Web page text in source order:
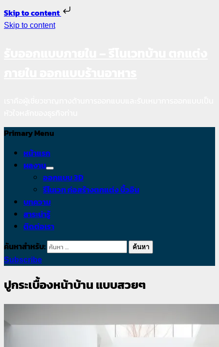
Skip to content
Skip to content
Primary Menu
หน้าแรก
ผลงาน
ออกแบบ 3D
รีโนเวท ก่อสร้างตกแต่ง บิ้วอิน
บทความ
สาระน่ารู้
ติดต่อเรา
ค้นหาสำหรับ:
Subscribe
ปูกระเบื้องหน้าบ้าน แบบสวยๆ